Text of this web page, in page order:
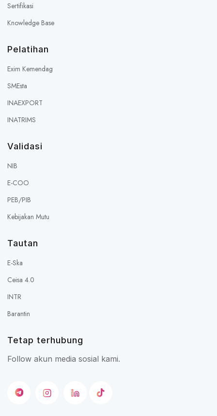
Sertifikasi
Knowledge Base
Pelatihan
Exim Kemendag
SMEsta
INAEXPORT
INATRIMS
Validasi
NIB
E-COO
PEB/PIB
Kebijakan Mutu
Tautan
E-Ska
Ceisa 4.0
INTR
Barantin
Tetap terhubung
Follow akun media sosial kami.